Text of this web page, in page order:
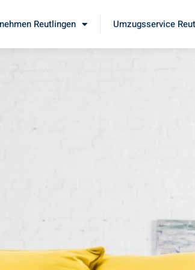
Reutlingen Umzugsservice